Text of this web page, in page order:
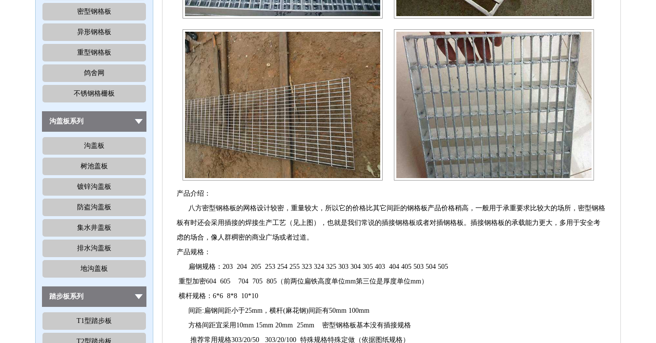
密型钢格板
异形钢格板
重型钢格板
鸽舍网
不锈钢格栅板
沟盖板系列
沟盖板
树池盖板
镀锌沟盖板
防盗沟盖板
集水井盖板
排水沟盖板
地沟盖板
踏步板系列
T1型踏步板
T2型踏步板
产品介绍：
八方密型钢格板的网格设计较密，重量较大，所以它的价格比其它间距的钢格板产品价格稍高，一般用于承重要求比较大的场所，密型钢格
板有时还会采用插接的焊接生产工艺（见上图），也就是我们常说的插接钢格板或者对插钢格板。插接钢格板的承载能力更大，多用于安全考
虑的场合，像人群稠密的商业广场或者过道。
产品规格：
扁钢规格：203 204 205 253 254 255 323 324 325 303 304 305 403 404 405 503 504 505
重型加密604 605 704 705 805（前两位扁铁高度单位mm第三位是厚度单位mm）
横杆规格：6*6 8*8 10*10
间距:扁钢间距小于25mm，横杆(麻花钢)间距有50mm 100mm
方格间距宜采用10mm 15mm 20mm 25mm 密型钢格板基本没有插接规格
推荐常用规格303/20/50 303/20/100 特殊规格特殊定做（依据图纸规格）